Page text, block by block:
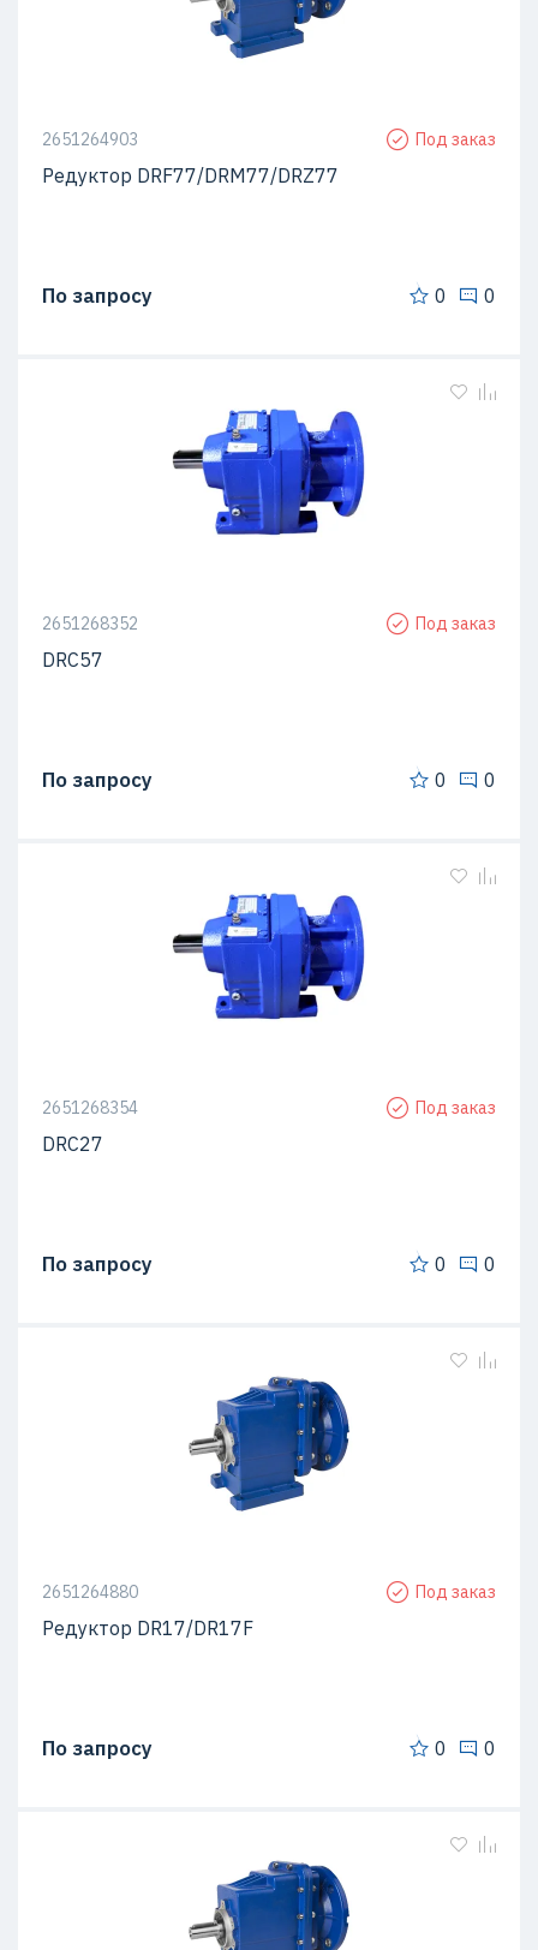
2651264903 Под заказ
Редуктор DRF77/DRM77/DRZ77
По запросу 0 0
2651268352 Под заказ
DRC57
По запросу 0 0
2651268354 Под заказ
DRC27
По запросу 0 0
2651264880 Под заказ
Редуктор DR17/DR17F
По запросу 0 0